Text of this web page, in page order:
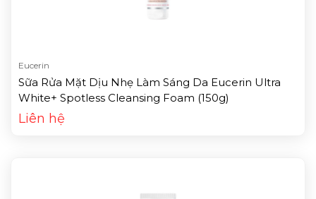
Eucerin
Sữa Rửa Mặt Dịu Nhẹ Làm Sáng Da Eucerin Ultra
White+ Spotless Cleansing Foam (150g)
Liên hệ